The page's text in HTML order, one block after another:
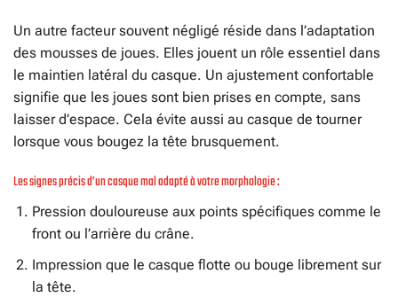
Un autre facteur souvent négligé réside dans l’adaptation
des mousses de joues. Elles jouent un rôle essentiel dans
le maintien latéral du casque. Un ajustement confortable
signifie que les joues sont bien prises en compte, sans
laisser d’espace. Cela évite aussi au casque de tourner
lorsque vous bougez la tête brusquement.
Les signes précis d’un casque mal adapté à votre morphologie :
Pression douloureuse aux points spécifiques comme le
front ou l’arrière du crâne.
Impression que le casque flotte ou bouge librement sur
la tête.